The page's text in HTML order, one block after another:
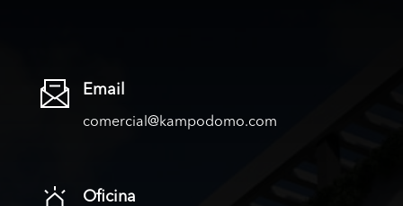
Email
comercial@kampodomo.com
Oficina